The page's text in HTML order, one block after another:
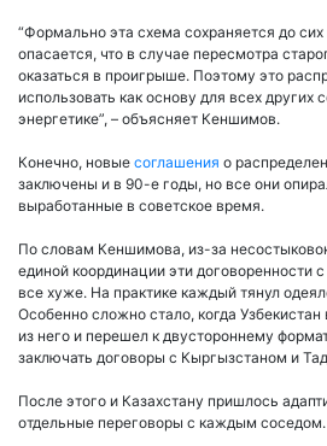
“Формально эта схема сохраняется до
опасается, что в случае пересмотра
оказаться в проигрыше. Поэтому это
использовать как основу для всех других
энергетике”, – объясняет Кеншимов.
Конечно, новые соглашения о
заключены и в 90-е годы, но все они
выработанные в советское время.
По словам Кеншимова, из-за
единой координации эти договоренности
все хуже. На практике каждый тянул
Особенно сложно стало, когда
из него и перешел к двустороннему
заключать договоры с Кыргызстаном и
После этого и Казахстану пришлось
отдельные переговоры с каждым соседом.